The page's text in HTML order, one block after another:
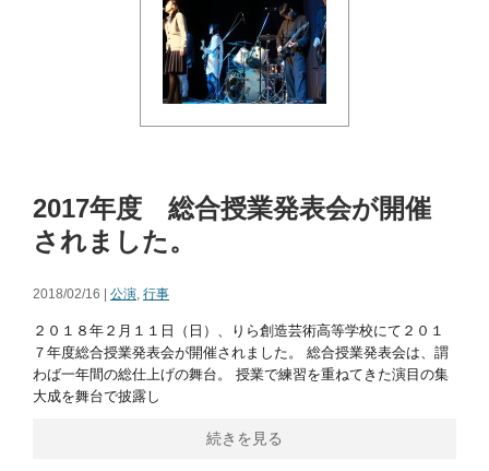
2017年度 総合授業発表会が開催
されました。
2018/02/16 | 公演, 行事
２０１８年２月１１日（日）、りら創造芸術高等学校にて２０１
７年度総合授業発表会が開催されました。 総合授業発表会は、謂
わば一年間の総仕上げの舞台。 授業で練習を重ねてきた演目の集
大成を舞台で披露し
続きを見る